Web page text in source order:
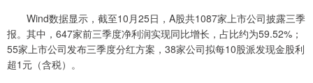
Wind数据显示，截至10月25日，A股共1087家上市公司披露三季
报。其中，647家前三季度净利润实现同比增长，占比约为59.52%；
55家上市公司发布三季度分红方案，38家公司拟每10股派发现金股利
超1元（含税）。